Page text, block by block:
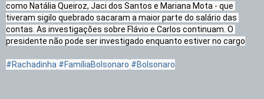
como Natália Queiroz, Jaci dos Santos e Mariana Mota - que
tiveram sigilo quebrado sacaram a maior parte do salário das
contas. As investigações sobre Flávio e Carlos continuam. O
presidente não pode ser investigado enquanto estiver no cargo
#Rachadinha #FamíliaBolsonaro #Bolsonaro